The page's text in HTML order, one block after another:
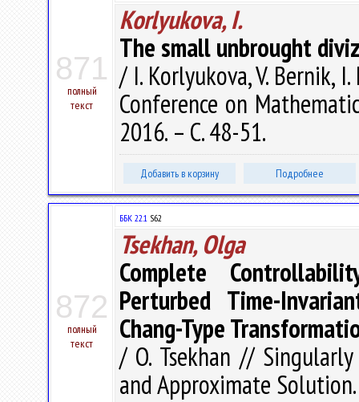
871
полный
текст
Korlyukova, I.
The small unbrought
/ I. Korlyukova, V. Bernik,
Conference on
2016. – С. 48-51.
Добавить в корзину Подробнее
872
полный
текст
ББК 22.1 S62
Tsekhan, Olga
Complete
Perturbed Time-
Chang-Type
/ O. Tsekhan //
and Approximate